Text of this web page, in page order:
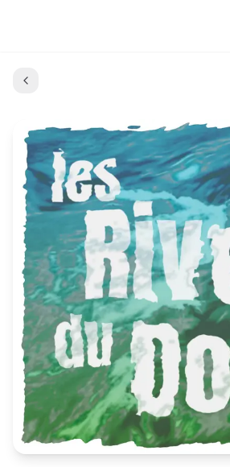
Evénements à venir
Emissions
Grille des Programmes
C'était quoi ce morceau?
L'Association
L'équipe et les bénévoles
Nous rejoindre : Participer
Les Ateliers Radio
Les créations des Ateliers
Nos prestations
Nous Soutenir / Adhérer
J'adhère
Je fais un don
Nous Contacter
La newsletter